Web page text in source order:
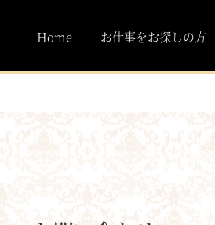
Home お仕事をお探しの方